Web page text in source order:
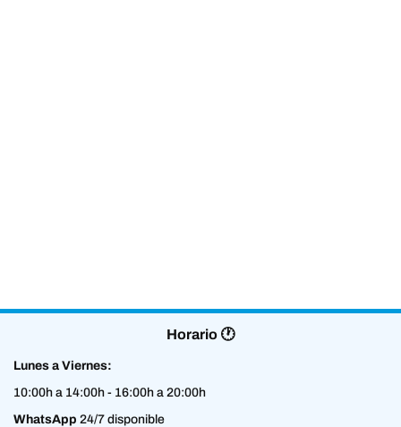
Horario 🕐
Lunes a Viernes:
10:00h a 14:00h - 16:00h a 20:00h
WhatsApp 24/7 disponible